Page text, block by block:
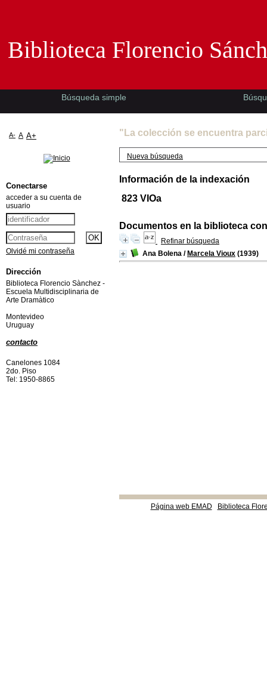
"La colección se encuentra
Nueva búsqueda
Información de la indexación
823 VIOa
Documentos en la biblioteca
Refinar búsqueda
Ana Bolena / Marcela Vioux (1939)
Página web EMAD Biblioteca
Biblioteca Florencio
Búsqueda simple
A- A A+
Conectarse
acceder a su cuenta de
usuario
Olvidé mi contraseña
Dirección
Biblioteca Florencio Sànchez -
Escuela Multidisciplinaria de
Arte Dramàtico
Montevideo
Uruguay
contacto
Canelones 1084
2do. Piso
Tel: 1950-8865